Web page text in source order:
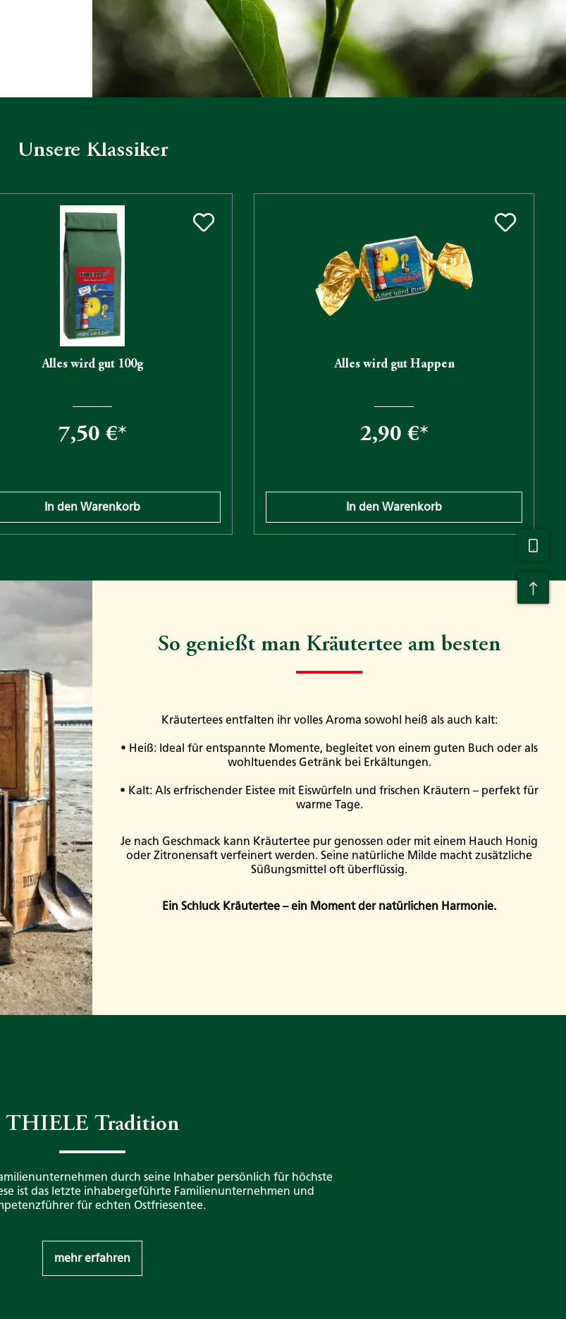
Unsere Klassiker
Alles wird gut 100g
7,50 €*
In den Warenkorb
Alles wird gut Happen
2,90 €*
In den Warenkorb
So genießt man Kräutertee am besten
Kräutertees entfalten ihr volles Aroma sowohl heiß als auch kalt:
• Heiß: Ideal für entspannte Momente, begleitet von einem guten Buch oder als
wohltuendes Getränk bei Erkältungen.​
• Kalt: Als erfrischender Eistee mit Eiswürfeln und frischen Kräutern – perfekt für
warme Tage.
Je nach Geschmack kann Kräutertee pur genossen oder mit einem Hauch Honig
oder Zitronensaft verfeinert werden. Seine natürliche Milde macht zusätzliche
Süßungsmittel oft überflüssig.​
Ein Schluck Kräutertee – ein Moment der natürlichen Harmonie.
THIELE Tradition
durch seine Inhaber persönlich für höchste
ist das letzte inhabergeführte Familienunternehmen und
für echten Ostfriesentee.
mehr erfahren